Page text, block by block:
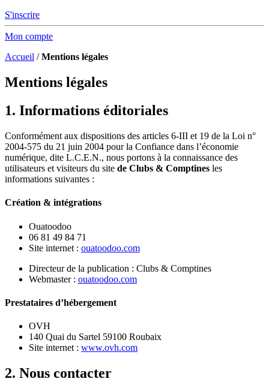
S'inscrire
Mon compte
Accueil /Mentions légales
Mentions légales
1. Informations éditoriales
Conformément aux dispositions des articles 6-III et 19 de la Loi n°
2004-575 du 21 juin 2004 pour la Confiance dans l’économie
numérique, dite L.C.E.N., nous portons à la connaissance des
utilisateurs et visiteurs du site de Clubs & Comptines les
informations suivantes :
Création & intégrations
Ouatoodoo
06 81 49 84 71
Site internet : ouatoodoo.com
Directeur de la publication : Clubs & Comptines
Webmaster : ouatoodoo.com
Prestataires d’hébergement
OVH
140 Quai du Sartel 59100 Roubaix
Site internet : www.ovh.com
2. Nous contacter